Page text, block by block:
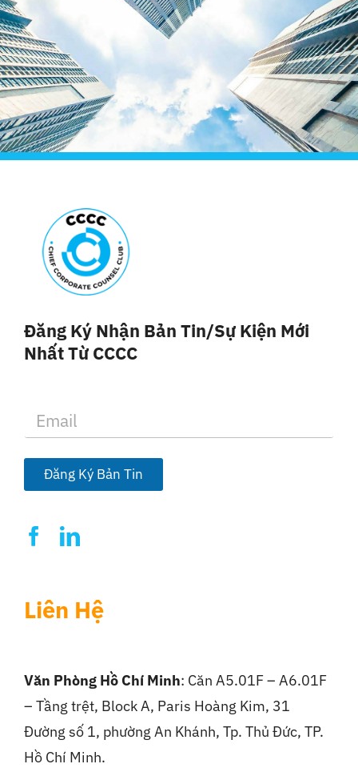
Đăng Ký Nhận Bản Tin/sự Kiện Mới
Nhất Từ CCCC
a
i
*
Đăng Ký Bản Tin
Liên Hệ
Văn Phòng Hồ Chí Minh: Căn A5.01F – A6.01F
– Tầng trệt, Block A, Paris Hoàng Kim, 31
Đường số 1, phường An Khánh, Tp. Thủ Đức, TP.
Hồ Chí Minh.